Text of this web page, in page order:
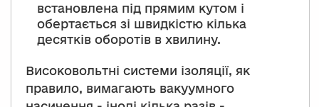
встановлена під прямим кутом і
обертається зі швидкістю кілька
десятків оборотів в хвилину.
Високовольтні системи ізоляції, як
правило, вимагають вакуумного